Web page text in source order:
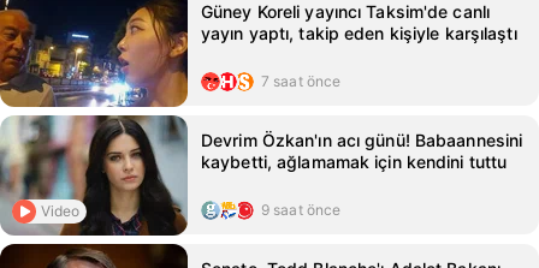
Güney Koreli yayıncı Taksim'de canlı
yayın yaptı, takip eden kişiyle karşılaştı
7 saat önce
Video
Devrim Özkan'ın acı günü! Babaannesini
kaybetti, ağlamamak için kendini tuttu
9 saat önce